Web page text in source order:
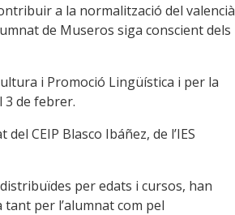
a la normalització del valencià
de Museros siga conscient dels
i Promoció Lingüística i per la
3 de febrer.
CEIP Blasco Ibáñez, de l’IES
per edats i cursos, han
tant per l’alumnat com pel